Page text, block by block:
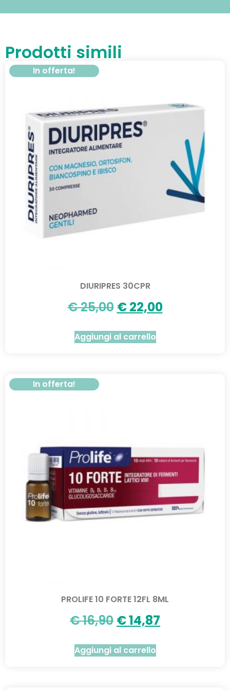
Prodotti simili
In offerta!
DIURIPRES 30CPR
€25,00 €22,00
Aggiungi al carrello
In offerta!
PROLIFE 10 FORTE 12FL 8ML
€16,90 €14,87
Aggiungi al carrello